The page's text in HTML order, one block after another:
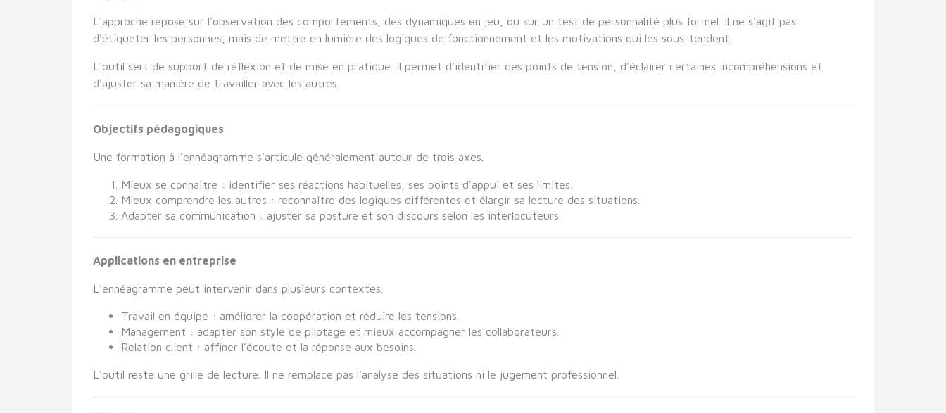
L'approche repose sur l'observation des comportements, des dynamiques en jeu, ou sur un test de personnalité plus formel. Il ne s'agit pas
d'étiqueter les personnes, mais de mettre en lumière des logiques de fonctionnement et les motivations qui les sous-tendent.
L'outil sert de support de réflexion et de mise en pratique. Il permet d'identifier des points de tension, d'éclairer certaines incompréhensions et
d'ajuster sa manière de travailler avec les autres.
Objectifs pédagogiques
Une formation à l'ennéagramme s'articule généralement autour de trois axes.
Mieux se connaître : identifier ses réactions habituelles, ses points d'appui et ses limites.
Mieux comprendre les autres : reconnaître des logiques différentes et élargir sa lecture des situations.
Adapter sa communication : ajuster sa posture et son discours selon les interlocuteurs.
Applications en entreprise
L'ennéagramme peut intervenir dans plusieurs contextes.
Travail en équipe : améliorer la coopération et réduire les tensions.
Management : adapter son style de pilotage et mieux accompagner les collaborateurs.
Relation client : affiner l'écoute et la réponse aux besoins.
L'outil reste une grille de lecture. Il ne remplace pas l'analyse des situations ni le jugement professionnel.